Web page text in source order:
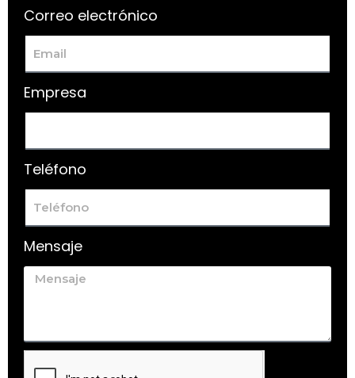
Correo electrónico
Empresa
Teléfono
Mensaje